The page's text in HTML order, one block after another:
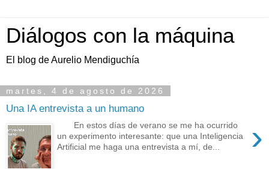
Diálogos con la máquina
El blog de Aurelio Mendiguchía
martes, 4 de agosto de 2026
Una IA entrevista a un humano
›
En estos días de verano se me ha ocurrido
un experimento interesante: que una Inteligencia
Artificial me haga una entrevista a mí, de...